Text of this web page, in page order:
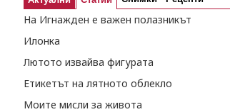
На Игнажден е важен полазникът
Илонка
Лютото извайва фигурата
Етикетът на лятното облекло
Моите мисли за живота